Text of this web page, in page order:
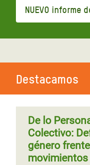
NUEVO informe
Destacamos
De lo
Colectivo:
género